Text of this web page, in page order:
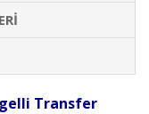
Transfer